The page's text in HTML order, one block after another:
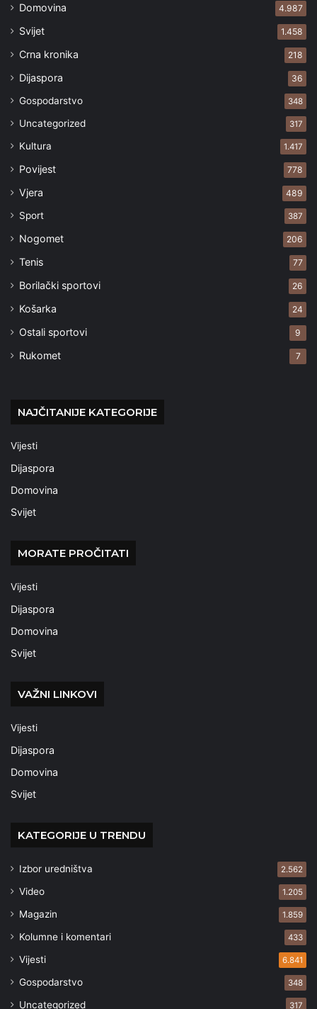
Domovina 4.987
Svijet 1.458
Crna kronika 218
Dijaspora 36
Gospodarstvo 348
Uncategorized 317
Kultura 1.417
Povijest 778
Vjera 489
Sport 387
Nogomet 206
Tenis 77
Borilački sportovi 26
Košarka 24
Ostali sportovi 9
Rukomet 7
NAJČITANIJE KATEGORIJE
Vijesti
Dijaspora
Domovina
Svijet
MORATE PROČITATI
Vijesti
Dijaspora
Domovina
Svijet
VAŽNI LINKOVI
Vijesti
Dijaspora
Domovina
Svijet
KATEGORIJE U TRENDU
Izbor uredništva 2.562
Video 1.205
Magazin 1.859
Kolumne i komentari 433
Vijesti 6.841
Gospodarstvo 348
Uncategorized 317